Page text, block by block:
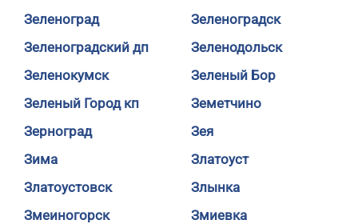
Зеленоград
Зеленоградск
Зеленоградский дп
Зеленодольск
Зеленокумск
Зеленый Бор
Зеленый Город кп
Земетчино
Зерноград
Зея
Зима
Златоуст
Златоустовск
Злынка
Змеиногорск
Змиевка